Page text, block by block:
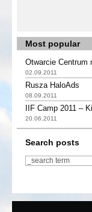
Most popular
Otwarcie Centrum
02.09.2011
Rusza HaloAds
08.09.2011
IIF Camp 2011 –
20.06.2011
Search posts